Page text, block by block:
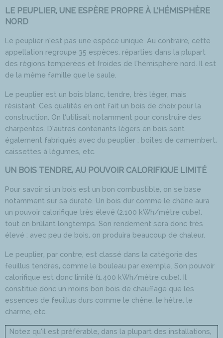
LE PEUPLIER, UNE ESPÈRE PROPRE À L’HÉMISPHÈRE
NORD
Le peuplier n’est pas une espèce unique. Au contraire, cette
appellation regroupe 35 espèces, réparties dans la plupart
des régions tempérées et froides de l’hémisphère nord. Il est
de la même famille que le saule.
Le peuplier est un bois blanc, tendre, très léger, mais
résistant. Ces qualités en ont fait un bois de choix pour la
construction. On l’utilisait notamment pour construire des
charpentes. D’autres contenants légers en bois sont
également fabriqués avec du peuplier : boîtes de camembert,
caissettes à légumes, etc.
UN BOIS TENDRE, AU POUVOIR CALORIFIQUE LIMITÉ
Pour savoir si un bois est un bon combustible, on se base
notamment sur sa dureté. Un bois dur comme le chêne aura
un pouvoir calorifique très élevé (2.100 kWh/mètre cube),
tout en brûlant longtemps. Son rendement sera donc très
élevé : avec peu de bois, on produira beaucoup de chaleur.
Le peuplier, par contre, est classé dans la catégorie des
feuillus tendres, comme le bouleau par exemple. Son pouvoir
calorifique est donc limité (1.400 kWh/mètre cube). Il
constitue donc un moins bon bois de chauffage que les
essences de feuillus durs comme le chêne, le hêtre, le
charme, etc.
Notez qu’il est préférable, dans la plupart des installations,